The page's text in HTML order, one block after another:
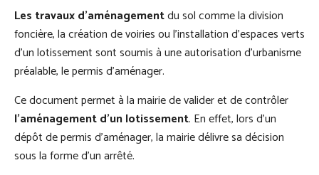
Les travaux d’aménagementdu sol comme la division
foncière, la création de voiries ou l’installation d’espaces verts
d’un lotissement sont soumis à une autorisation d’urbanisme
préalable, le permis d’aménager.
Ce document permet à la mairie de valider et de contrôler
l’aménagement d’un lotissement. En effet, lors d’un
dépôt de permis d’aménager, la mairie délivre sa décision
sous la forme d’un arrêté.